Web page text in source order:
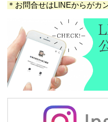
＊お問合せはLINEからがカ